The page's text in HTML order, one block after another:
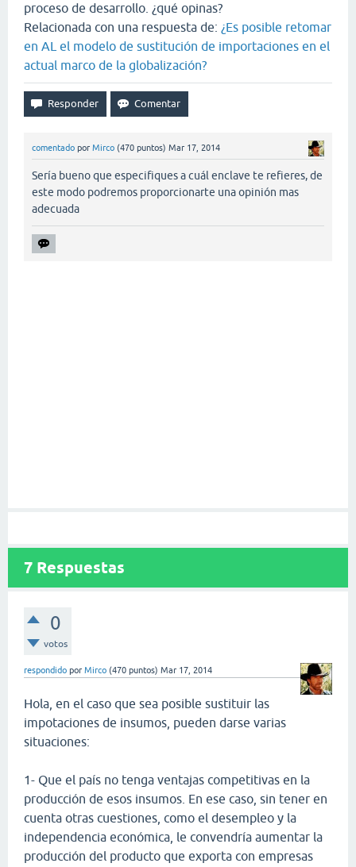
proceso de desarrollo. ¿qué opinas?
Relacionada con una respuesta de: ¿Es posible retomar
en AL el modelo de sustitución de importaciones en el
actual marco de la globalización?
comentado por Mirco (470 puntos) Mar 17, 2014
Sería bueno que especifiques a cuál enclave te refieres, de
este modo podremos proporcionarte una opinión mas
adecuada
7 Respuestas
0
votos
respondido por Mirco (470 puntos) Mar 17, 2014
Hola, en el caso que sea posible sustituir las
impotaciones de insumos, pueden darse varias
situaciones:
1- Que el país no tenga ventajas competitivas en la
producción de esos insumos. En ese caso, sin tener en
cuenta otras cuestiones, como el desempleo y la
independencia económica, le convendría aumentar la
producción del producto que exporta con empresas